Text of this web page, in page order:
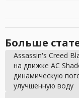
Больше
Assassin's Creed
на движке AC
динамическую
улучшенную воду